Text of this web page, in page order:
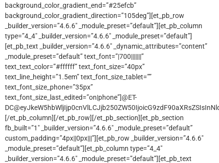
background_color_gradient_end=”#25efcb”
background_color_gradient_direction=”105deg”][et_pb_row
_builder_version=”4.6.6″ _module_preset=”default”][et_pb_column
type=”4_4″ _builder_version=”4.6.6″ _module_preset=”default”]
[et_pb_text _builder_version=”4.6.6″ _dynamic_attributes=”content”
_module_preset=”default” text_font=”|700|||||||”
text_text_color=”#ffffff” text_font_size=”40px”
text_line_height=”1.5em” text_font_size_tablet=””
text_font_size_phone=”35px”
text_font_size_last_edited=”on|phone”]@ET-
[/et_pb_column][/et_pb_row][/et_pb_section][et_pb_section
fb_built=”1″ _builder_version=”4.6.6″ _module_preset=”default”
custom_padding=”4px||0px|||”][et_pb_row _builder_version=”4.6.6″
_module_preset=”default”][et_pb_column type=”4_4″
_builder_version=”4.6.6″ _module_preset=”default”][et_pb_text